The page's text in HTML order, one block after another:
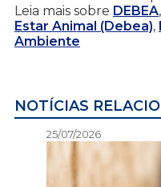
Leia mais sobre DEBEA,
Estar Animal (Debea),
Ambiente
NOTÍCIAS
25/07/2026